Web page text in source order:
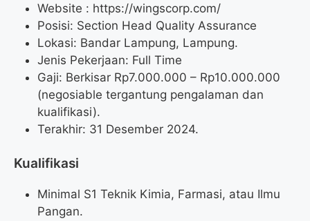
Website : https://wingscorp.com/
Posisi: Section Head Quality Assurance
Lokasi: Bandar Lampung, Lampung.
Jenis Pekerjaan: Full Time
Gaji: Berkisar Rp7.000.000 – Rp10.000.000
(negosiable tergantung pengalaman dan
kualifikasi).
Terakhir: 31 Desember 2024.
Kualifikasi
Minimal S1 Teknik Kimia, Farmasi, atau Ilmu
Pangan.